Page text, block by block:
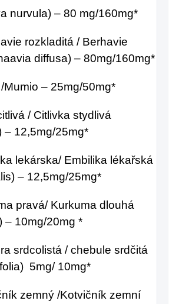
nurvula) – 80 mg/160mg*
rozkladitá / Berhavie
diffusa) – 80mg/160mg*
Mumio – 25mg/50mg*
/ Citlivka stydlivá
– 12,5mg/25mg*
lekárska/ Embilika lékařská
– 12,5mg/25mg*
pravá/ Kurkuma dlouhá
– 10mg/20mg *
srdcolistá / chebule srdčitá
5mg/ 10mg*
zemný /Kotvičník zemní